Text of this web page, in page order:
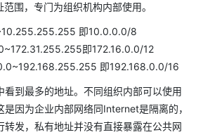
围，专门为组织机构内部使用。
即10.0.0.0/8
即172.16.0.0/12
即192.168.0.0/16
看到最多的地址。不同组织内部可以使用
因为企业内部网络同Internet是隔离的，
转发，私有地址并没有直接暴露在公共网